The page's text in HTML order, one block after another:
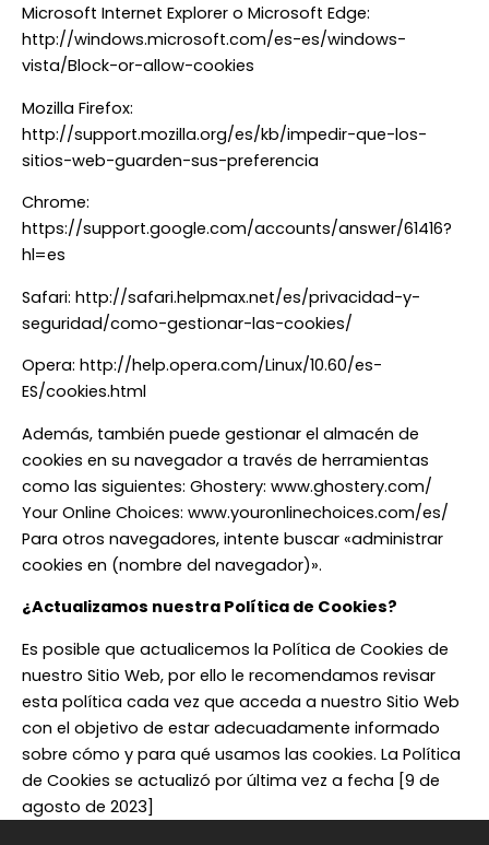
Microsoft Internet Explorer o Microsoft Edge:
http://windows.microsoft.com/es-es/windows-
vista/Block-or-allow-cookies
Mozilla Firefox:
http://support.mozilla.org/es/kb/impedir-que-los-
sitios-web-guarden-sus-preferencia
Chrome:
https://support.google.com/accounts/answer/61416?
hl=es
Safari: http://safari.helpmax.net/es/privacidad-y-
seguridad/como-gestionar-las-cookies/
Opera: http://help.opera.com/Linux/10.60/es-
ES/cookies.html
Además, también puede gestionar el almacén de
cookies en su navegador a través de herramientas
como las siguientes: Ghostery: www.ghostery.com/
Your Online Choices: www.youronlinechoices.com/es/
Para otros navegadores, intente buscar «administrar
cookies en (nombre del navegador)».
¿Actualizamos nuestra Política de Cookies?
Es posible que actualicemos la Política de Cookies de
nuestro Sitio Web, por ello le recomendamos revisar
esta política cada vez que acceda a nuestro Sitio Web
con el objetivo de estar adecuadamente informado
sobre cómo y para qué usamos las cookies. La Política
de Cookies se actualizó por última vez a fecha [9 de
agosto de 2023]